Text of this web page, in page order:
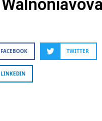
FACEBOOK TWITTER
LINKEDIN